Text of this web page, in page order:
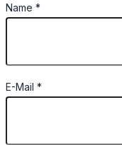
Name *
E-Mail *